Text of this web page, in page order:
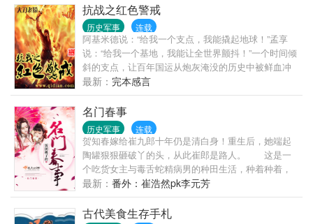
抗战之红色警戒
历史军事 连载
阿基米德说：“给我一个支点，我能撬起地球！”孟享
说：“给我一个基地，我能让全世界颤抖！”一个时间倾
斜的支点，让百年国运从炮灰淹没的历史中被鲜血冲
刷了出来！标识五颗星的红色旗帜引发的全球警戒，
从1937年开始！......
最新： 完本感言
名门春事
历史军事 连载
贺知春嫁给崔九郎十年仍是清白身！重生后，她端起
陶罐狠狠砸破丫的头，从此崔郎是路人。 这是一
个吃货女主与毒舌蛇精病男的种田生活，种着种着，
他们挖出了一个天大的秘密。
最新： 番外：崔浩然pk李元芳
古代美食生存手札